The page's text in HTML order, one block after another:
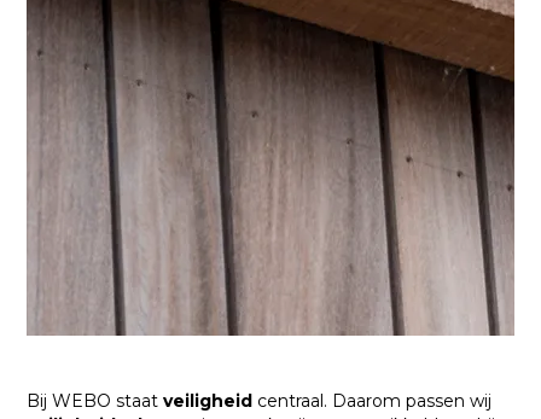
Bij WEBO staatveiligheid centraal. Daarom passen wij